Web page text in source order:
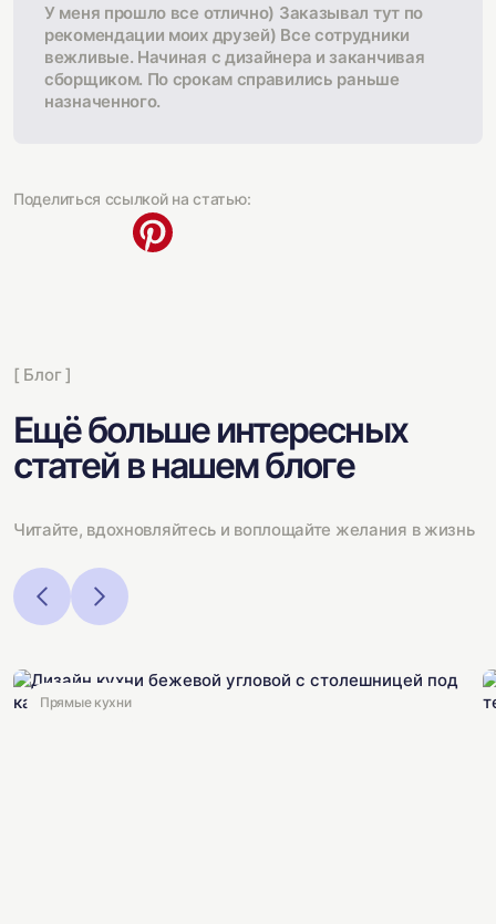
У меня прошло все отлично) Заказывал тут по
рекомендации моих друзей) Все сотрудники
вежливые. Начиная с дизайнера и заканчивая
сборщиком. По срокам справились раньше
назначенного.
Поделиться ссылкой на статью:
[ Блог ]
Ещё больше интересных
статей в нашем блоге
Читайте, вдохновляйтесь и воплощайте желания в жизнь
Прямые кухни